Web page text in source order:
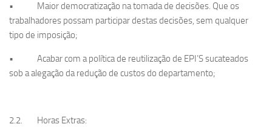
• Maior democratização na tomada de decisões. Que os
trabalhadores possam participar destas decisões, sem qualquer
tipo de imposição;
• Acabar com a política de reutilização de EPI’S sucateados
sob a alegação da redução de custos do departamento;
2.2. Horas Extras: